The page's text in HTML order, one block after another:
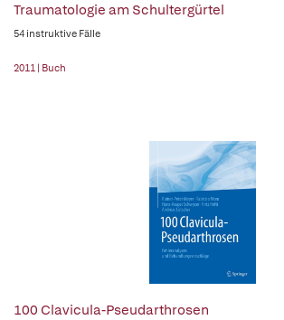
Traumatologie am Schultergürtel
54 instruktive Fälle
2011 | Buch
100 Clavicula-Pseudarthrosen